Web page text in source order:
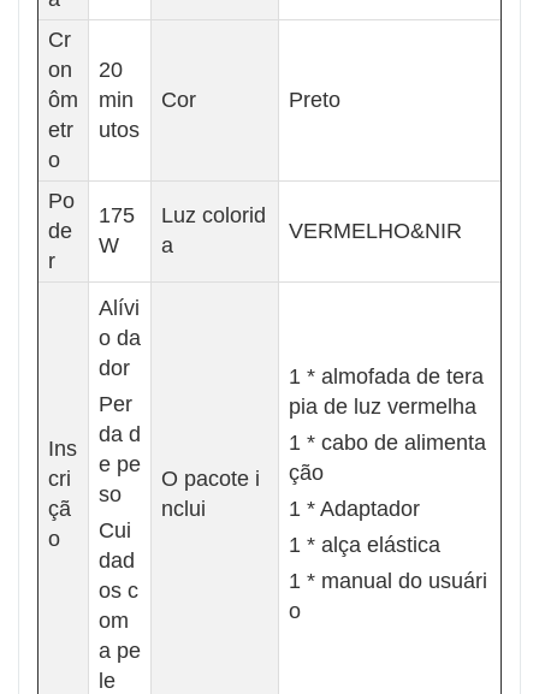
Cr
on
ôm
etr
o
20
min
utos
Cor Preto
Po
de
r
175
W
Luz colorid
a
VERMELHO&NIR
Ins
cri
çã
o
Alívi
o da
dor
Per
da d
e pe
so
Cui
dad
os c
om
a pe
le
O pacote i
nclui
1 * almofada de tera
pia de luz vermelha
1 * cabo de alimenta
ção
1 * Adaptador
1 * alça elástica
1 * manual do usuári
o